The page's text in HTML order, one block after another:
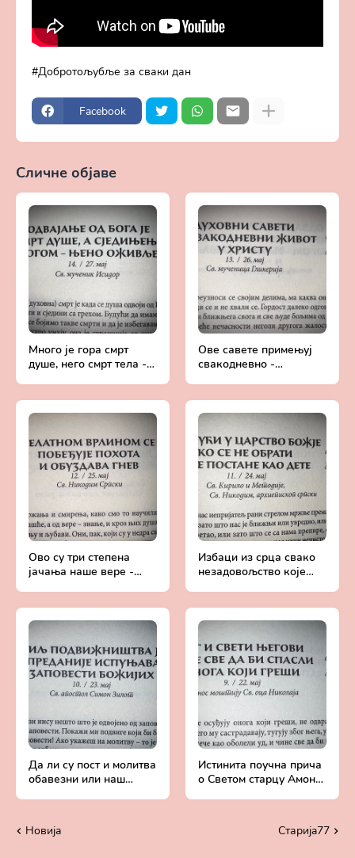
Добротољубље за сваки дан
Facebook
Сличне објаве
Много је гора смрт
душе, него смрт тела -
Ове савете примењуј
свакодневно -
Ово су три степена
јачања наше вере -
Избаци из срца свако
незадовољство које
Да ли су пост и молитва
обавезни или наш
Истинита поучна прича
о Светом старцу Амону
Новија
Старијa77